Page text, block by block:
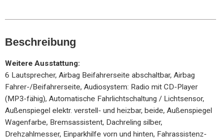
Beschreibung
Weitere Ausstattung:
6 Lautsprecher, Airbag Beifahrerseite abschaltbar, Airbag
Fahrer-/Beifahrerseite, Audiosystem: Radio mit CD-Player
(MP3-fähig), Automatische Fahrlichtschaltung / Lichtsensor,
Außenspiegel elektr. verstell- und heizbar, beide, Außenspiegel
Wagenfarbe, Bremsassistent, Dachreling silber,
Drehzahlmesser, Einparkhilfe vorn und hinten, Fahrassistenz-